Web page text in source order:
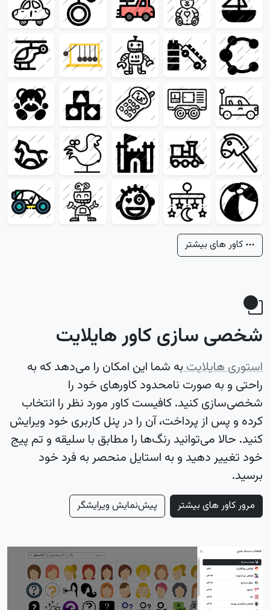
کاور های بیشتر
شخصی سازی کاور هایلایت
استوری هایلایتبه شما این امکان را می‌دهد که به
راحتی و به صورت نامحدود کاورهای خود را
شخصی‌سازی کنید. کافیست کاور مورد نظر را انتخاب
کرده و پس از پرداخت، آن را در پنل کاربری خود ویرایش
کنید. حالا می‌توانید رنگ‌ها را مطابق با سلیقه و تم پیج
خود تغییر دهید و به استایل منحصر به فرد خود
برسید.
مرور کاور های بیشتر پیش‌نمایش ویرایشگر